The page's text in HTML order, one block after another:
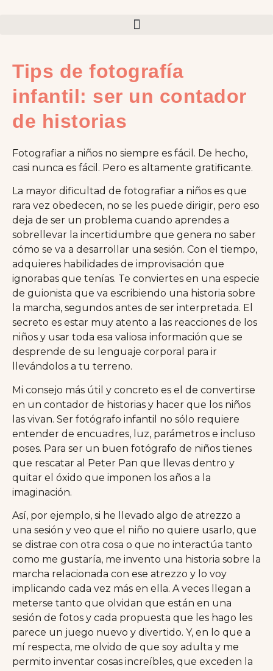
Tips de fotografía
infantil: ser un contador
de historias
Fotografiar a niños no siempre es fácil. De hecho,
casi nunca es fácil. Pero es altamente gratificante.
La mayor dificultad de fotografiar a niños es que
rara vez obedecen, no se les puede dirigir, pero eso
deja de ser un problema cuando aprendes a
sobrellevar la incertidumbre que genera no saber
cómo se va a desarrollar una sesión. Con el tiempo,
adquieres habilidades de improvisación que
ignorabas que tenías. Te conviertes en una especie
de guionista que va escribiendo una historia sobre
la marcha, segundos antes de ser interpretada. El
secreto es estar muy atento a las reacciones de los
niños y usar toda esa valiosa información que se
desprende de su lenguaje corporal para ir
llevándolos a tu terreno.
Mi consejo más útil y concreto es el de convertirse
en un contador de historias y hacer que los niños
las vivan. Ser fotógrafo infantil no sólo requiere
entender de encuadres, luz, parámetros e incluso
poses. Para ser un buen fotógrafo de niños tienes
que rescatar al Peter Pan que llevas dentro y
quitar el óxido que imponen los años a la
imaginación.
Así, por ejemplo, si he llevado algo de atrezzo a
una sesión y veo que el niño no quiere usarlo, que
se distrae con otra cosa o que no interactúa tanto
como me gustaría, me invento una historia sobre la
marcha relacionada con ese atrezzo y lo voy
implicando cada vez más en ella. A veces llegan a
meterse tanto que olvidan que están en una
sesión de fotos y cada propuesta que les hago les
parece un juego nuevo y divertido. Y, en lo que a
mí respecta, me olvido de que soy adulta y me
permito inventar cosas increíbles, que exceden la